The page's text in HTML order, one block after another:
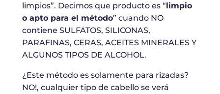
limpios”. Decimos que producto es “limpio
o apto para el método” cuando NO
contiene SULFATOS, SILICONAS,
PARAFINAS, CERAS, ACEITES MINERALES Y
ALGUNOS TIPOS DE ALCOHOL.
¿Este método es solamente para rizadas?
NO!, cualquier tipo de cabello se verá